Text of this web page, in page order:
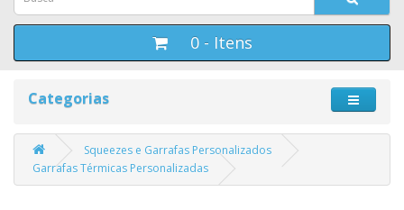
0 - Itens
Categorias
Squeezes e Garrafas Personalizados
Garrafas Térmicas Personalizadas